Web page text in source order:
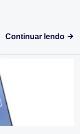
Continuar lendo